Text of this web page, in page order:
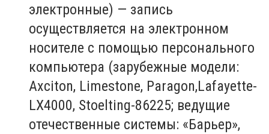
электронные) — запись
осуществляется на электронном
носителе с помощью персонального
компьютера (зарубежные модели:
Axciton, Limestone, Paragon,Lafayette-
LX4000, Stoelting-86225; ведущие
отечественные системы: «Барьер»,